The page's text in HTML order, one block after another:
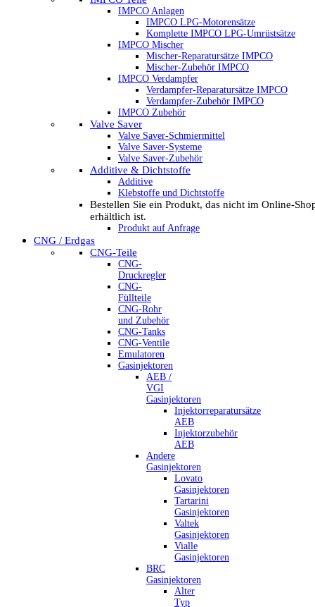
IMPCO Anlagen
IMPCO LPG-Motorensätze
Komplette IMPCO LPG-Umrüstsätze
IMPCO Mischer
Mischer-Reparatursätze IMPCO
Mischer-Zubehör IMPCO
IMPCO Verdampfer
Verdampfer-Reparatursätze IMPCO
Verdampfer-Zubehör IMPCO
IMPCO Zubehör
Valve Saver
Valve Saver-Schmiermittel
Valve Saver-Systeme
Valve Saver-Zubehör
Additive & Dichtstoffe
Additive
Klebstoffe und Dichtstoffe
Bestellen Sie ein Produkt, das nicht im Online-
erhältlich ist.
Produkt auf Anfrage
CNG / Erdgas
CNG-Teile
CNG-
Druckregler
CNG-
Füllteile
CNG-Rohr
und Zubehör
CNG-Tanks
CNG-Ventile
Emulatoren
Gasinjektoren
AEB /
VGI
Gasinjektoren
Injektorreparatursätze
AEB
Injektorzubehör
AEB
Andere
Gasinjektoren
Lovato
Gasinjektoren
Tartarini
Gasinjektoren
Valtek
Gasinjektoren
Vialle
Gasinjektoren
BRC
Gasinjektoren
Alter
Typ